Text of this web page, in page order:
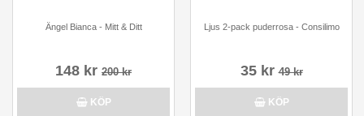
Ängel Bianca - Mitt & Ditt
148 kr 200 kr
KÖP
Ljus 2-pack puderrosa - Consilimo
35 kr49 kr
KÖP